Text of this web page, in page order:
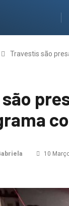
Travestis são
10